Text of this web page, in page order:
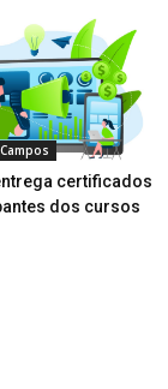
certificados
dos cursos